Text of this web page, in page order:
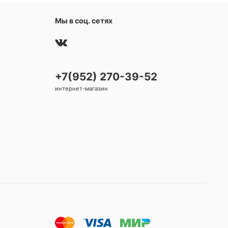
Мы в соц. сетях
+7(952) 270-39-52
интернет-магазин